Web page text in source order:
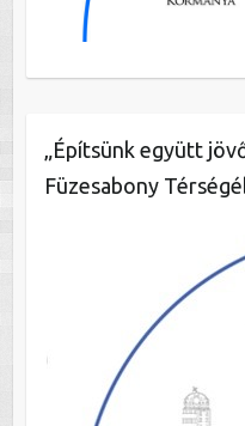
„Építsünk együtt
Füzesabony